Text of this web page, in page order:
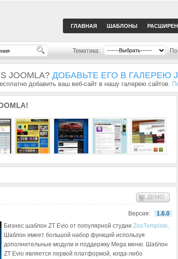
ГЛАВНАЯ ШАБЛОНЫ
Тематика:
JOOMLA? ДОБАВЬТЕ ЕГО В ГАЛЕРЕЮ
добавить ваш веб-сайт в нашу галерею сайтов.
ДЕМО
Версия:
1.6.0
Бизнес шаблон ZT Evio от популярной студии ZooTemplate.
Шаблон имеет большой набор функций используя
дополнительные модули и поддержку Mega меню. Шаблон
ZT Evio является первой платформой, когда-либо